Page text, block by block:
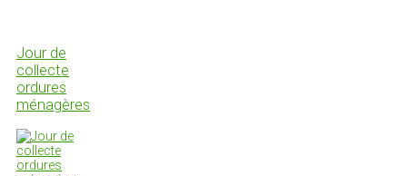
Jour de
collecte
ordures
ménagères